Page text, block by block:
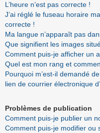
L’heure n’est pas correcte !
J’ai réglé le fuseau horaire
correcte !
Ma langue n’apparaît pas
Que signifient les images
Comment puis-je afficher un
Quel est mon rang et
Pourquoi m’est-il demandé
lien de courrier électronique
Problèmes de publication
Comment puis-je publier un
Comment puis-je modifier ou